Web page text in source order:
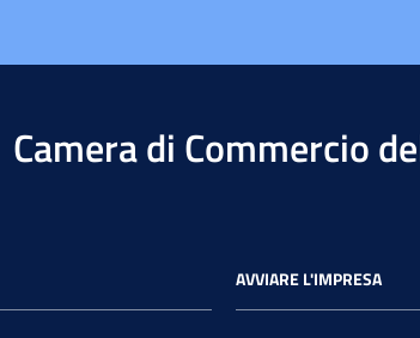
Camera di Commercio
AVVIARE L'IMPRESA